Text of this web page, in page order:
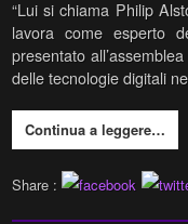
“Lui si chiama Philip
lavora come esperto
presentato
delle tecnologie digitali
Continua a leggere…
Share :